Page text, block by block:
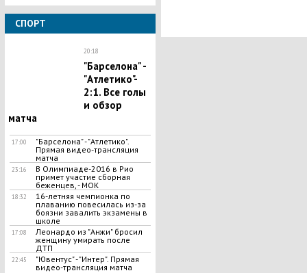
СПОРТ
20:18
"Барселона" -
"Атлетико"-
2:1. Все голы
и обзор
матча
17:00
"Барселона" - "Атлетико".
Прямая видео-трансляция
матча
23:16
В Олимпиаде-2016 в Рио
примет участие сборная
беженцев, - МОК
18:32
16-летняя чемпионка по
плаванию повесилась из-за
боязни завалить экзамены в
школе
17:08
Леонардо из "Анжи" бросил
женщину умирать после
ДТП
22:45
"Ювентус" - "Интер". Прямая
видео-трансляция матча